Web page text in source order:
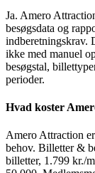
Ja. Amero
besøgsdata og
indberetningskrav.
ikke med manuel
besøgstal,
perioder.
Hvad koster
Amero Attraction
behov. Billetter &
billetter, 1.799 kr./